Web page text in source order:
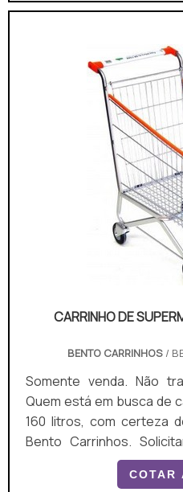
VANTAGENSO
na hora da
funções, ga...
CARRINHO DE
BENTO CARRINHOS /
Somente venda. Não
Quem está em busca de
160 litros, com certeza
Bento Carrinhos.
meio da plataforma de
conhecendo a líder do
COTAR